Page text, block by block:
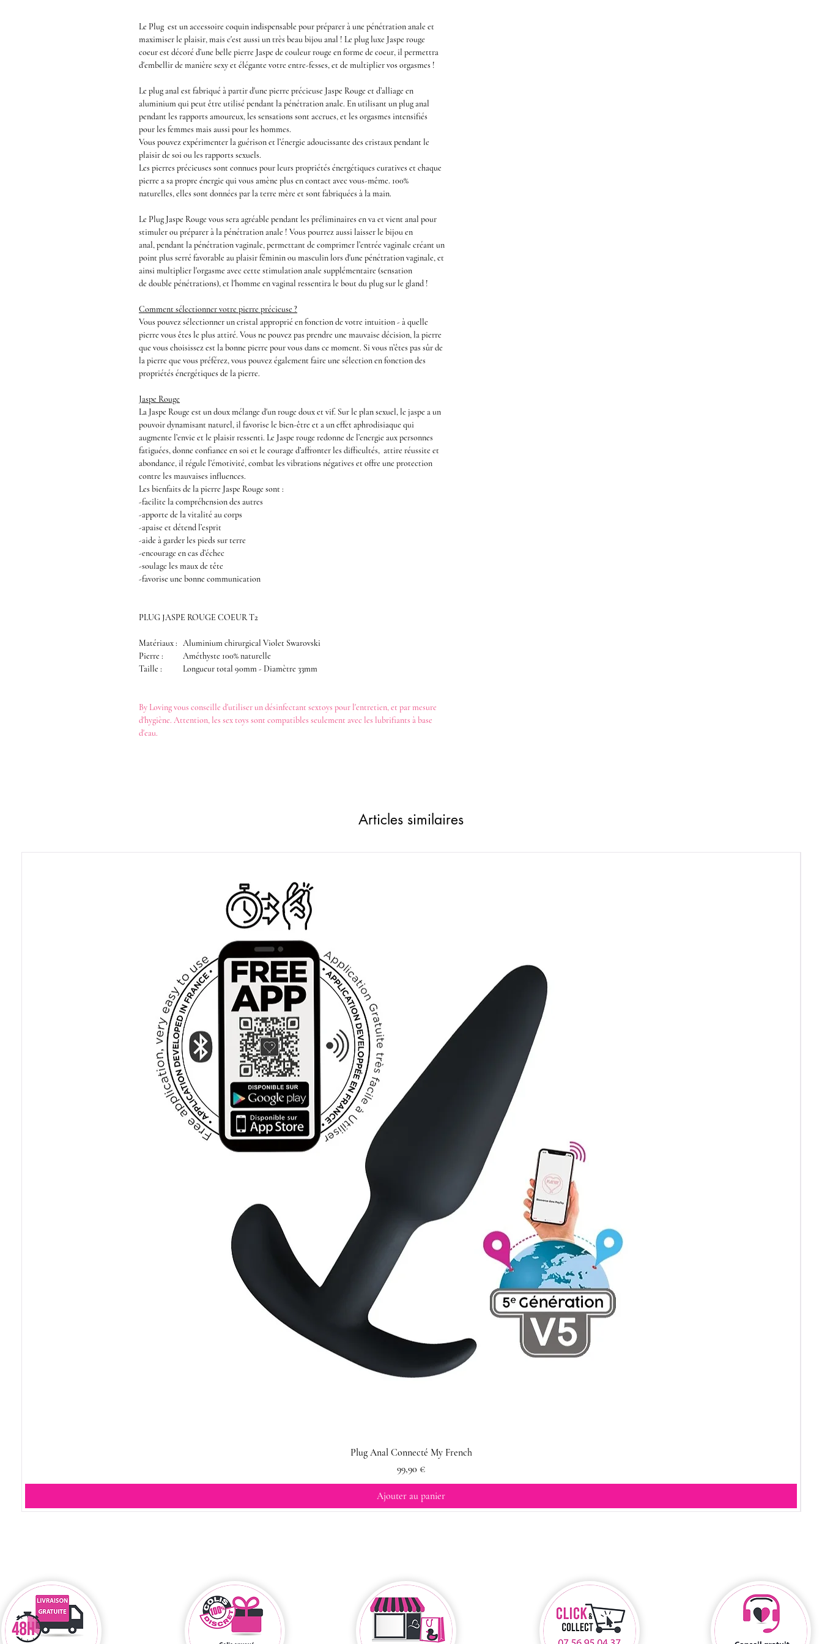
Le Plug est un accessoire coquin indispensable pour préparer à une pénétration anale et
maximiser le plaisir, mais c'est aussi un très beau bijou anal ! Le plug luxe Jaspe rouge
coeurest décoré d’une belle pierre Jaspe de couleur rouge en forme de coeur, il permettra
d'embellir de manière sexy et élégante votre entre-fesses, et de multiplier vos orgasmes !
Le plug anal est fabriqué à partir d'une pierre précieuse Jaspe Rouge et d’alliage en
aluminium qui peut être utilisé pendant la pénétration anale. En utilisant un plug anal
pendant les rapports amoureux, les sensations sont accrues, et les orgasmes intensifiés
pour les femmes mais aussi pour les hommes.
Vous pouvez expérimenter la guérison et l’énergie adoucissante des cristaux pendant le
plaisir de soi ou les rapports sexuels.
Les pierres précieuses sont connues pour leurs propriétés énergétiques curatives et chaque
pierre a sa propre énergie qui vous amène plus en contact avec vous-même. 100%
naturelles, elles sont données par la terre mère et sont fabriquées à la main.
Le Plug Jaspe Rouge vous sera agréable pendant les préliminaires en va et vient anal pour
stimuler ou préparer à lapénétration anale ! Vous pourrez aussi laisser le bijou en
anal,pendant lapénétration vaginale, permettant de comprimer l’entrée vaginale créant un
point plus serré favorable au plaisir féminin ou masculin lors d'une pénétration vaginale, et
ainsi multiplier l'orgasme avec cette stimulation anale supplémentaire (sensation
de double pénétrations), et l'homme en vaginal ressentira le bout duplugsur le gland !
Comment sélectionner votre pierre précieuse ?
Vous pouvez sélectionner un cristal approprié en fonction de votre intuition - à quelle
pierre vous êtes le plus attiré. Vous ne pouvez pas prendre une mauvaise décision, la pierre
que vous choisissez est la bonne pierre pour vous dans ce moment. Si vous n’êtes pas sûr de
la pierre que vous préférez, vous pouvez également faire une sélection en fonction des
propriétés énergétiques de la pierre.
Jaspe Rouge
La Jaspe Rouge est un doux mélange d'un rouge doux et vif. Sur le plan sexuel, le jaspe a un
pouvoir dynamisant naturel, il favorise le bien-être et a un effet aphrodisiaque qui
augmente l’envie et le plaisir ressenti. Le Jaspe rouge redonne de l’energie aux personnes
fatiguées, donne confiance en soi et le courage d’affronter les difficultés, attire réussite et
abondance, il régule l’émotivité, combat les vibrations négatives et offre une protection
contre les mauvaises influences.
Les bienfaits de la pierre Jaspe Rouge sont :
-facilite la compréhension des autres
-apporte de la vitalité au corps
-apaise et détend l’esprit
-aide à garder les pieds sur terre
-encourage en cas d’échec
-soulage les maux de tête
-favorise une bonne communication
PLUG JASPE ROUGE COEUR T2
Matériaux : Aluminium chirurgical Violet Swarovski
Pierre :
Améthyste 100% naturelle
Taille :
Longueur total 90mm - Diamètre 33mm
By Lovingvous conseille d'utiliser undésinfectant sextoys pour l'entretien, et par mesure
d'hygiène. Attention, les sex toys sont compatibles seulement avec les lubrifiants à base
d'eau.
Articles similaires
Plug Anal Connecté My French
Prix
99,90 €
Ajouter au panier